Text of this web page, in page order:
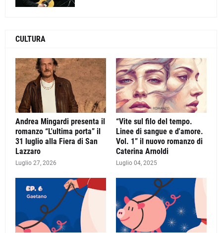
CULTURA
Andrea Mingardi presenta il
romanzo “L'ultima porta” il
31 luglio alla Fiera di San
Lazzaro
Luglio 27, 2026
“Vite sul filo del tempo.
Linee di sangue e d'amore.
Vol. 1” il nuovo romanzo di
Caterina Arnoldi
Luglio 04, 2025